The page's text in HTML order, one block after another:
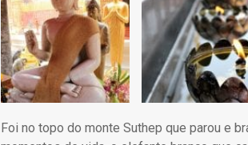
Foi no topo do monte Suthep que parou e